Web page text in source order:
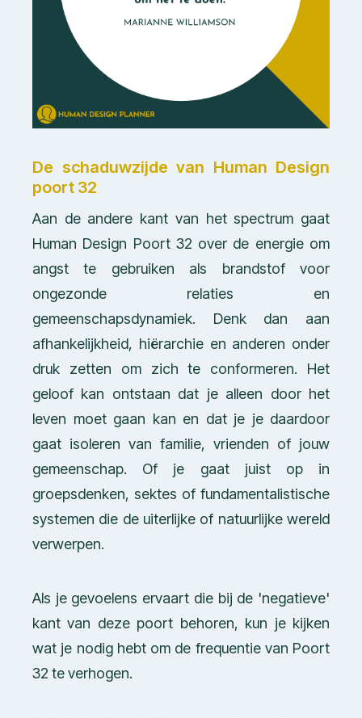
De schaduwzijde van Human Design
poort 32
Aan de andere kant van het spectrum gaat
Human Design Poort 32 over de energie om
angst te gebruiken als brandstof voor
ongezonde relaties en
gemeenschapsdynamiek. Denk dan aan
afhankelijkheid, hiërarchie en anderen onder
druk zetten om zich te conformeren. Het
geloof kan ontstaan dat je alleen door het
leven moet gaan kan en dat je je daardoor
gaat isoleren van familie, vrienden of jouw
gemeenschap. Of je gaat juist op in
groepsdenken, sektes of fundamentalistische
systemen die de uiterlijke of natuurlijke wereld
verwerpen.
Als je gevoelens ervaart die bij de 'negatieve'
kant van deze poort behoren, kun je kijken
wat je nodig hebt om de frequentie van Poort
32 te verhogen.